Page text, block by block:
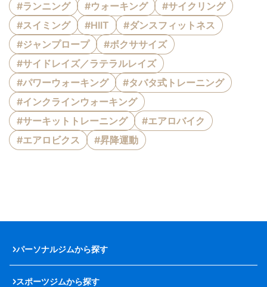
#ランニング
#ウォーキング
#サイクリング
#スイミング
#HIIT
#ダンスフィットネス
#ジャンプロープ
#ボクササイズ
#サイドレイズ／ラテラルレイズ
#パワーウォーキング
#タバタ式トレーニング
#インクラインウォーキング
#サーキットトレーニング
#エアロバイク
#エアロビクス
#昇降運動
パーソナルジムから探す
スポーツジムから探す